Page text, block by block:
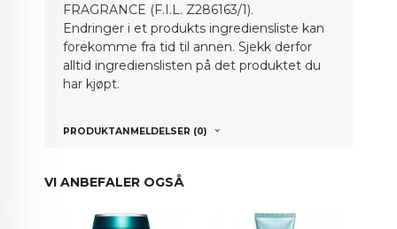
FRAGRANCE (F.I.L. Z286163/1).
Endringer i et produkts ingrediensliste kan
forekomme fra tid til annen. Sjekk derfor
alltid ingredienslisten på det produktet du
har kjøpt.
PRODUKTANMELDELSER (0)
VI ANBEFALER OGSÅ